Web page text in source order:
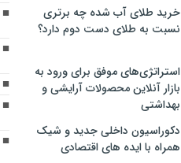
خرید طلای آب شده چه برتری
نسبت به طلای دست دوم دارد؟
استراتژی‌های موفق برای ورود به
بازار آنلاین محصولات آرایشی و
بهداشتی
دکوراسیون داخلی جدید و شیک
همراه با ایده های اقتصادی